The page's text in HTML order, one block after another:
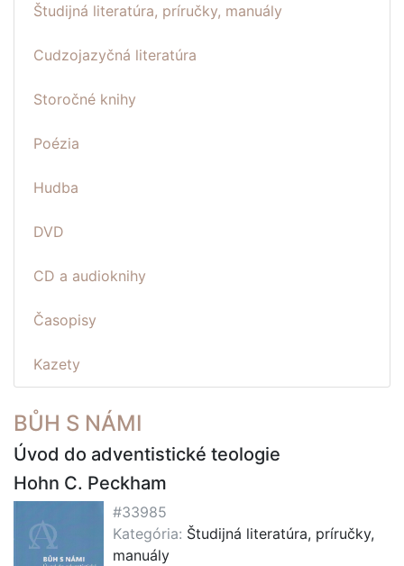
Študijná literatúra, príručky, manuály
Cudzojazyčná literatúra
Storočné knihy
Poézia
Hudba
DVD
CD a audioknihy
Časopisy
Kazety
BŮH S NÁMI
Úvod do adventistické teologie
Hohn C. Peckham
#33985
Kategória: Študijná literatúra, príručky,
manuály